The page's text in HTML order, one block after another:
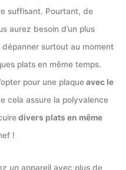
suffisant. Pourtant, de
aurez besoin d’un plus
dépanner surtout au moment
plats en même temps.
pour une plaqueavec le
cela assure la polyvalence
divers plats en même
!
un appareil avec plus de